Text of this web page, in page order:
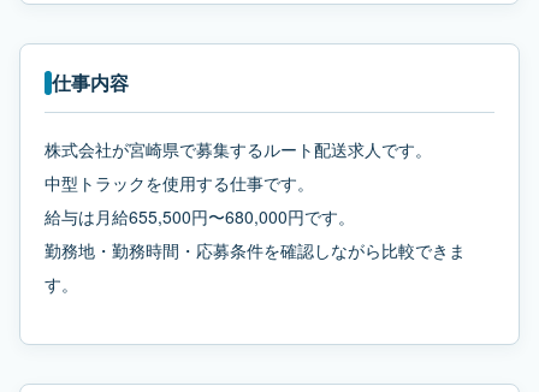
仕事内容
株式会社が宮崎県で募集するルート配送求人です。
中型トラックを使用する仕事です。
給与は月給655,500円〜680,000円です。
勤務地・勤務時間・応募条件を確認しながら比較できま
す。